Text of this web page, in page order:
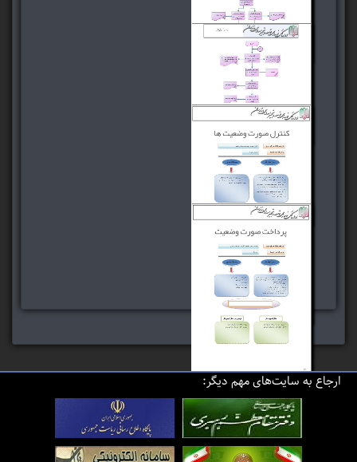
فرآیند و روش انجام
آزمایش مصالح
فرآیند آزمایش بتن
فرآیند آزمایش جوش
فرآیند و روش کنترل
صورت وضعیت ها
فرآیند و روش پرداخت
صورت وضعیت
ارجاع به سایت‌های مهم دیگر: